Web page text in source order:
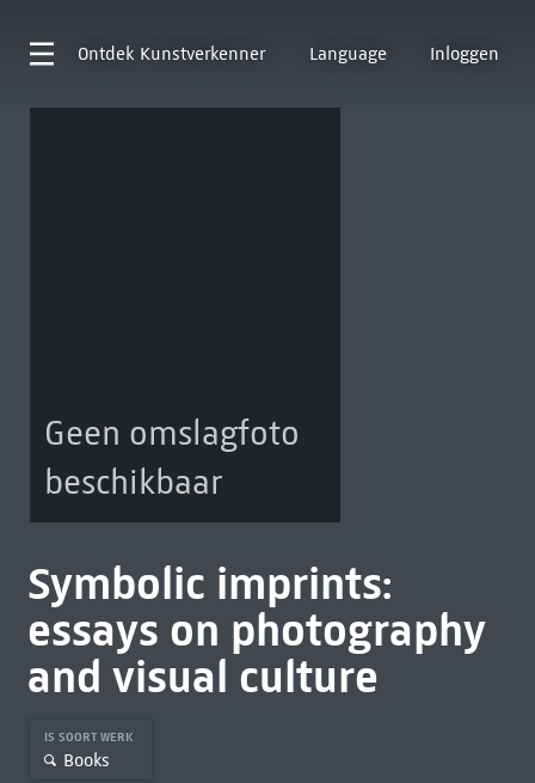
Ontdek Kunstverkenner Language Inloggen
Geen omslagfoto
beschikbaar
Symbolic imprints:
essays on photography
and visual culture
IS SOORT WERK
Books